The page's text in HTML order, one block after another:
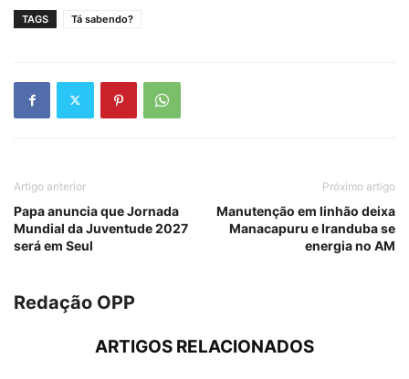
TAGS Tá sabendo?
Artigo anterior
Papa anuncia que Jornada
Mundial da Juventude 2027
será em Seul
Próximo artigo
Manutenção em linhão deixa
Manacapuru e Iranduba se
energia no AM
Redação OPP
ARTIGOS RELACIONADOS